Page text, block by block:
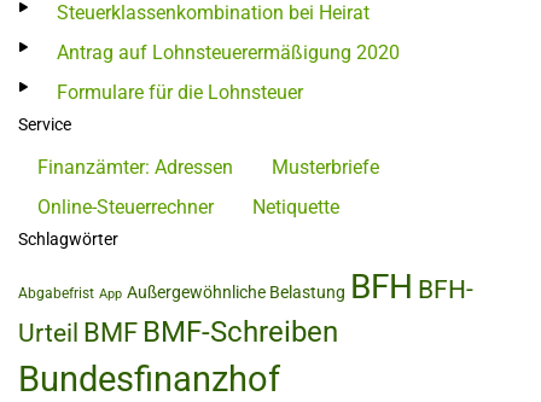
Steuerklassenkombination bei Heirat
Antrag auf Lohnsteuerermäßigung 2020
Formulare für die Lohnsteuer
Service
Finanzämter: Adressen
Musterbriefe
Online-Steuerrechner
Netiquette
Schlagwörter
Abgabefrist App Außergewöhnliche Belastung BFH BFH-
Urteil BMF BMF-Schreiben
Bundesfinanzhof